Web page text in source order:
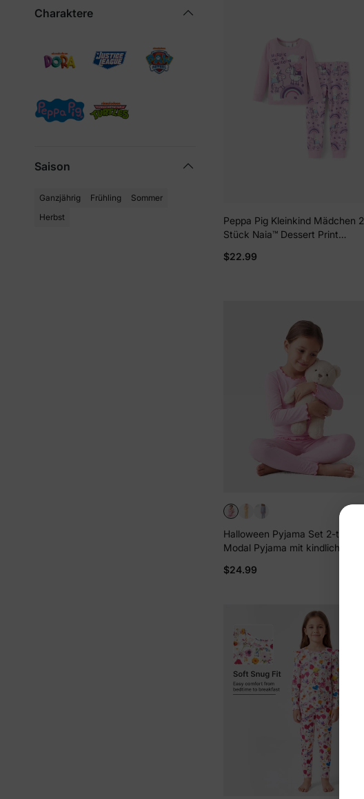
Charaktere
Saison
Ganzjährig Frühling
Sommer
Herbst
Peppa Pig Kleinkind Mädchen 2
Stück Naia™ Dessert Print
Pyjama-Set Hell rosa
$22.99
Halloween Pyjama Set 2-teiliger
Modal Pyjama mit kindlichem
eng anliegend ) rosa
$24.99